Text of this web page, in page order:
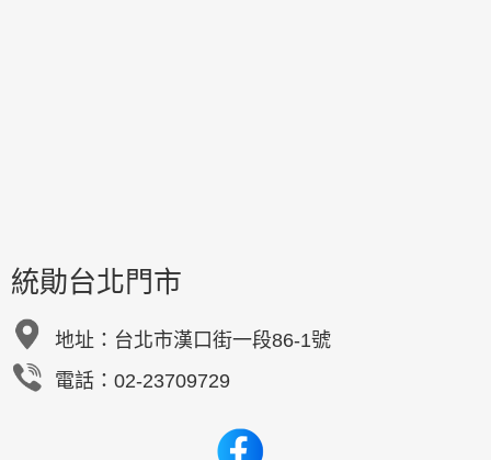
統勛台北門市
地址： 台北市漢口街一段86-1號
電話：02-23709729